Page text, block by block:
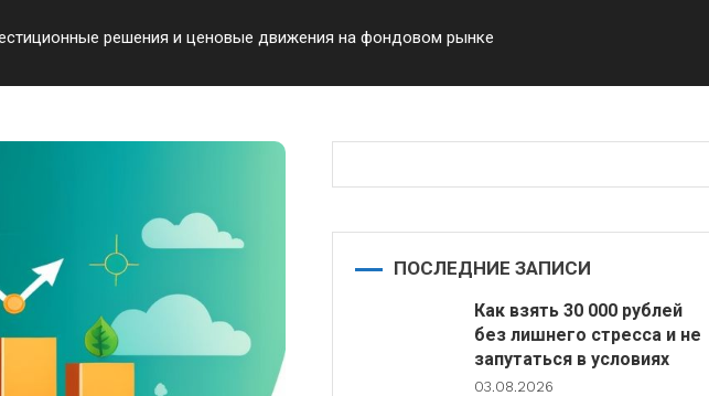
решения и ценовые движения на фондовом рынке
ПОСЛЕДНИЕ ЗАПИСИ
Как взять 30 000 рублей
без лишнего стресса и не
запутаться в условиях
03.08.2026